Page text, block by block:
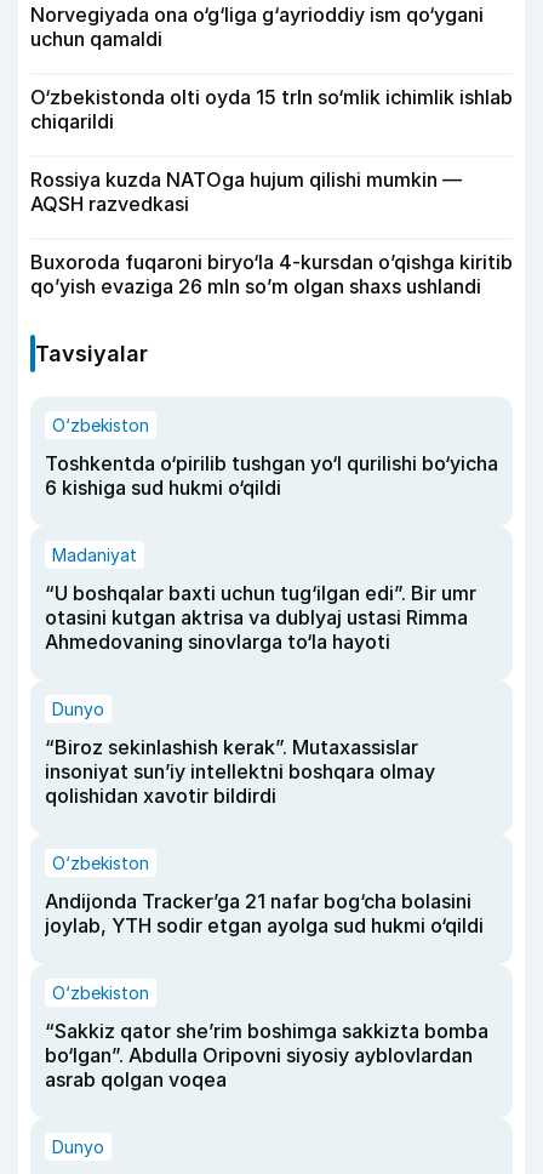
Norvegiyada ona o‘g‘liga g‘ayrioddiy ism qo‘ygani
uchun qamaldi
O‘zbekistonda olti oyda 15 trln so‘mlik ichimlik ishlab
chiqarildi
Rossiya kuzda NATOga hujum qilishi mumkin —
AQSH razvedkasi
Buxoroda fuqaroni biryo‘la 4-kursdan o’qishga kiritib
qo’yish evaziga 26 mln so’m olgan shaxs ushlandi
Tavsiyalar
O‘zbekiston
Toshkentda o‘pirilib tushgan yo‘l qurilishi bo‘yicha
6 kishiga sud hukmi o‘qildi
Madaniyat
“U boshqalar baxti uchun tug‘ilgan edi”. Bir umr
otasini kutgan aktrisa va dublyaj ustasi Rimma
Ahmedovaning sinovlarga to‘la hayoti
Dunyo
“Biroz sekinlashish kerak”. Mutaxassislar
insoniyat sun’iy intellektni boshqara olmay
qolishidan xavotir bildirdi
O‘zbekiston
Andijonda Tracker’ga 21 nafar bog‘cha bolasini
joylab, YTH sodir etgan ayolga sud hukmi o‘qildi
O‘zbekiston
“Sakkiz qator she’rim boshimga sakkizta bomba
bo‘lgan”. Abdulla Oripovni siyosiy ayblovlardan
asrab qolgan voqea
Dunyo